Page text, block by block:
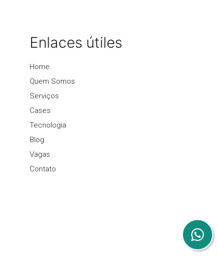
Enlaces útiles
Home
Quem Somos
Serviços
Cases
Tecnologia
Blog
Vagas
Contato